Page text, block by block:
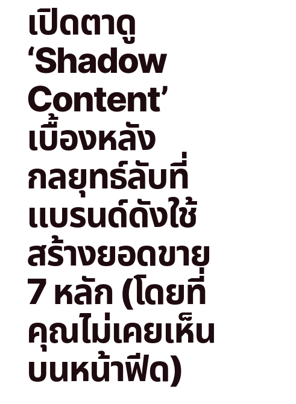
เปิดตาดู
‘Shadow
Content’
เบื้องหลัง
กลยุทธ์ลับที่
แบรนด์ดังใช้
สร้างยอดขาย
7 หลัก (โดยที่
คุณไม่เคยเห็น
บนหน้าฟีด)